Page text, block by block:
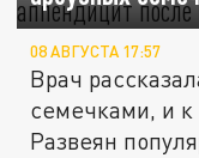
08 АВГУСТА 17:57
Врач
семечками, и к
Развеян